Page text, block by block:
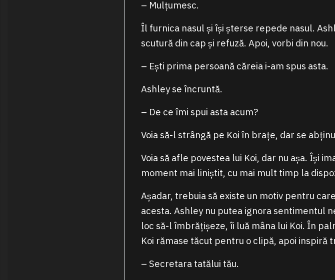
– Mulțumesc.
Îl furnica nasul și își șterse repede nasul.
scutură din cap și refuză. Apoi, vorbi din nou.
– Ești prima persoană căreia i-am spus asta.
Ashley se încruntă.
– De ce îmi spui asta acum?
Voia să-l strângă pe Koi în brațe, dar se
Voia să afle povestea lui Koi, dar nu așa. Își
moment mai liniștit, cu mai mult timp la
Așadar, trebuia să existe un motiv pentru
acesta. Ashley nu putea ignora sentimentul
loc să-l îmbrățișeze, îi luă mâna lui Koi. În
Koi rămase tăcut pentru o clipă, apoi inspiră
– Secretara tatălui tău.